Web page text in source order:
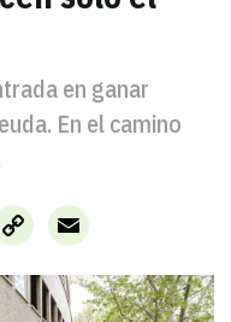
en ganar
En el camino
Copy
Link
Email